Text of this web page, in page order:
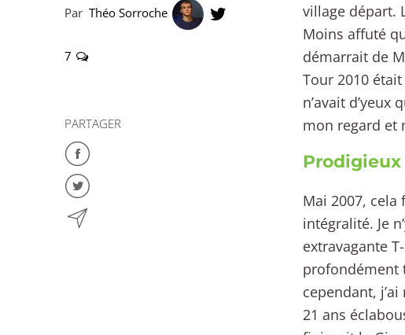
ParThéo Sorroche
7
PARTAGER
village départ.
Moins affuté
démarrait de
Tour 2010
n’avait
mon regard et
Prodigieux
Mai 2007, cela
intégralité. Je
extravagante
profondément
cependant,
21 ans